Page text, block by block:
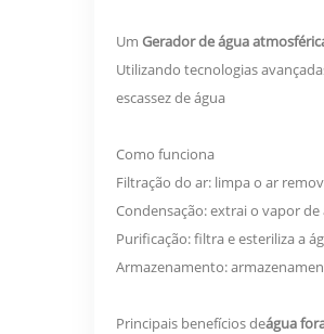
Um Gerador de água
Utilizando tecnologias
escassez de água
Como funciona
Filtração do ar: limpa o ar
Condensação: extrai o vapor
Purificação: filtra e esteriliza a
Armazenamento:
Principais benefícios deágua